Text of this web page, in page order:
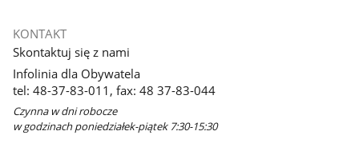
KONTAKT
Skontaktuj się z nami
Infolinia dla Obywatela
tel: 48-37-83-011, fax: 48 37-83-044
Czynna w dni robocze
w godzinach poniedziałek-piątek 7:30-15:30